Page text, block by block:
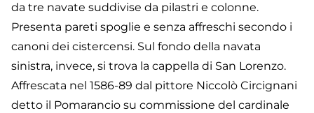
da tre navate suddivise da pilastri e colonne.
Presenta pareti spoglie e senza affreschi secondo i
canoni dei cistercensi. Sul fondo della navata
sinistra, invece, si trova la cappella di San Lorenzo.
Affrescata nel 1586-89 dal pittore Niccolò Circignani
detto il Pomarancio su commissione del cardinale